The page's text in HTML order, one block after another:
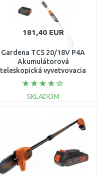
181,40 EUR
Gardena TCS 20/18V P4A
Akumulátorová
teleskopická vyvetvovacia
pílka, sada 14770-20
SKLADOM
Porovnať